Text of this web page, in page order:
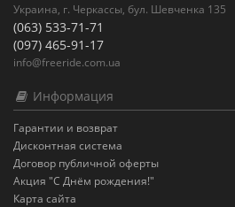
Украина, г. Черкассы, бул. Шевченка 135
(063) 533-71-71
(097) 465-91-17
info@freeride.com.ua
Информация
Гарантии и возврат
Дисконтная система
Договор публичной оферты
Акция "С Днём рождения!"
Карта сайта